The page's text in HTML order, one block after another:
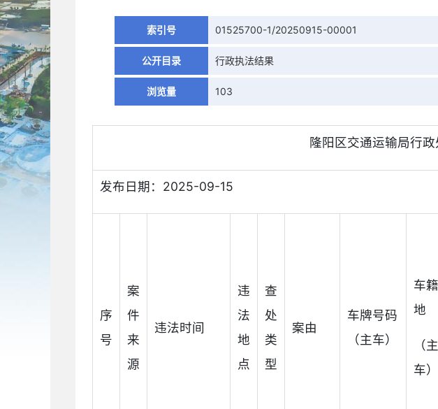
索引号 01525700-1/20250915-00001
公开目录 行政执法结果
浏览量 103
隆阳区交通运输局行政处罚结果公示
发布日期：2025-09-15
序
号
案
件
来
源
违法时间
违
法
地
点
查
处
类
型
案由
车牌号码
（主车）
车籍
地
（主
车）